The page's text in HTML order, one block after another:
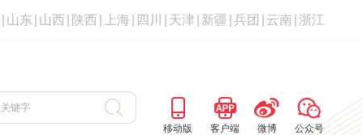
山东 山西 陕西 上海 四川 天津 新疆 兵团 云南 浙江
移动版 客户端 微博 公众号